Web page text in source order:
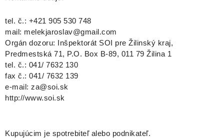
tel. č.: +421 905 530 748
mail: melekjaroslav@gmail.com
Orgán dozoru: Inšpektorát SOI pre Žilinský kraj,
Predmestská 71, P.O. Box B-89, 011 79 Žilina 1
tel. č.: 041/ 7632 130
fax č.: 041/ 7632 139
e-mail: za@soi.sk
http://www.soi.sk
Kupujúcim je spotrebiteľ alebo podnikateľ.